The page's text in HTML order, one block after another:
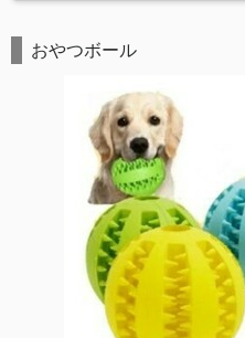
おやつボール